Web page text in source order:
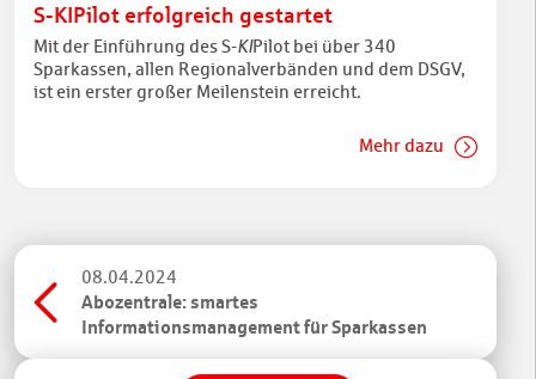
S-KIPilot erfolgreich gestartet
Mit der Einführung des S-KIPilot bei über 340
Sparkassen, allen Regionalverbänden und dem DSGV,
ist ein erster großer Meilenstein erreicht.
Mehr dazu
08.04.2024
Abozentrale: smartes
Informationsmanagement für Sparkassen